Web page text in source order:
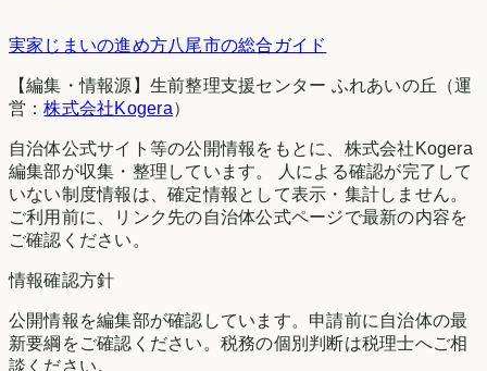
実家じまいの進め方八尾市の総合ガイド
【編集・情報源】生前整理支援センター ふれあいの丘（運
営：株式会社Kogera）
自治体公式サイト等の公開情報をもとに、株式会社Kogera
編集部が収集・整理しています。 人による確認が完了して
いない制度情報は、確定情報として表示・集計しません。
ご利用前に、リンク先の自治体公式ページで最新の内容を
ご確認ください。
情報確認方針
公開情報を編集部が確認しています。申請前に自治体の最
新要綱をご確認ください。税務の個別判断は税理士へご相
談ください。